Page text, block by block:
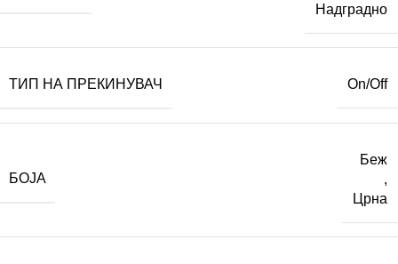
Надградно
ТИП НА ПРЕКИНУВАЧ On/Off
БОЈА
Беж
,
Црна